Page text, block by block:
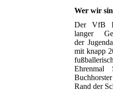
Wer wir
Der VfB
langer
der
mit knapp
Ehrenmal
Rand der